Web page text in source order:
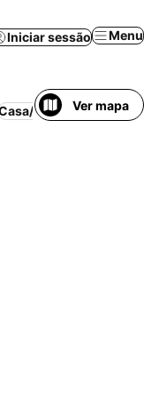
Iniciar sessão Menu
apartamento
Ver mapa